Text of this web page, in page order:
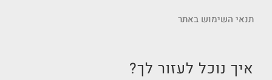
תנאי השימוש באתר
איך נוכל לעזור לך?